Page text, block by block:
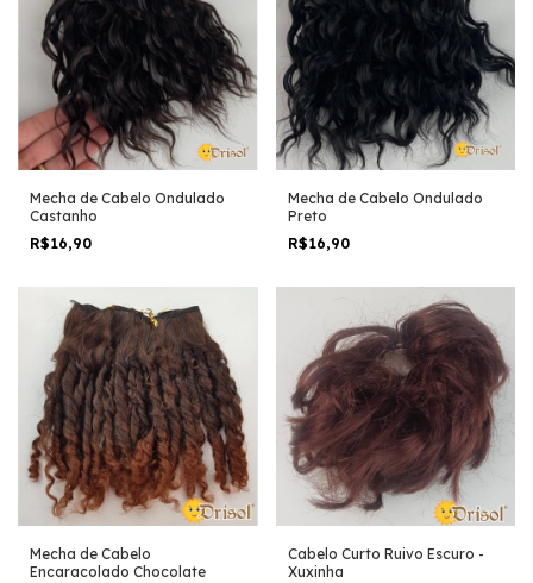
Mecha de Cabelo Ondulado
Castanho
R$16,90
Mecha de Cabelo Ondulado
Preto
R$16,90
Mecha de Cabelo
Encaracolado Chocolate
Cabelo Curto Ruivo Escuro -
Xuxinha